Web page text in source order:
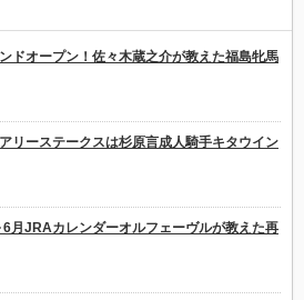
ドオープン！佐々木蔵之介が教えた福島牝馬
リーステークスは杉原言成人騎手キタウイン
月JRAカレンダーオルフェーヴルが教えた再